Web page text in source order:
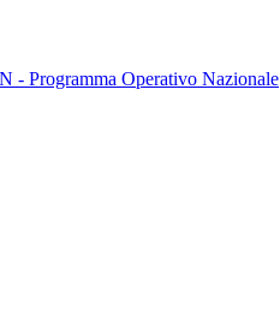
- Programma Operativo Nazionale